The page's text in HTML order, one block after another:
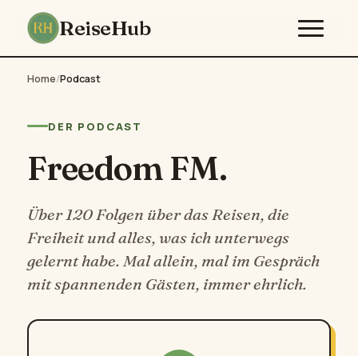
ReiseHub
Home/Podcast
DER PODCAST
Freedom FM.
Über 120 Folgen über das Reisen, die
Freiheit und alles, was ich unterwegs
gelernt habe. Mal allein, mal im Gespräch
mit spannenden Gästen, immer ehrlich.